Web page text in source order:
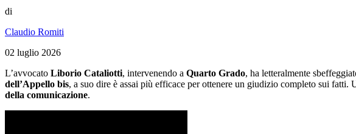
di
Claudio Romiti
02 luglio 2026
L’avvocato Liborio Cataliotti, intervenendo a Quarto Grado, ha letteralmente
dell’Appello bis, a suo dire è assai più efficace per ottenere un giudizio completo sui fatti.
della comunicazione.